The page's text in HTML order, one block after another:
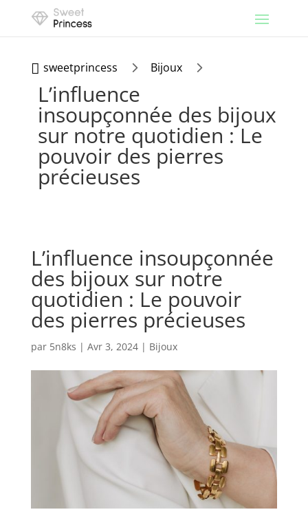
 sweetprincess 5 Bijoux 5
L’influence
insoupçonnée des bijoux
sur notre quotidien : Le
pouvoir des pierres
précieuses
L’influence insoupçonnée
des bijoux sur notre
quotidien : Le pouvoir
des pierres précieuses
par 5n8ks | Avr 3, 2024| Bijoux